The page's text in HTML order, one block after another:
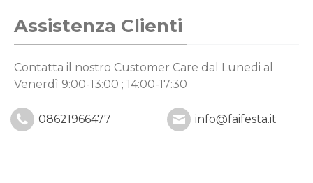
Assistenza Clienti
Contatta il nostro Customer Care dal Lunedi al
Venerdì 9:00-13:00 ; 14:00-17:30
08621966477 info@faifesta.it